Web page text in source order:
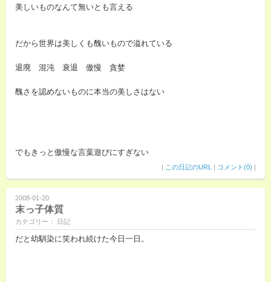
美しいものなんて無いとも言える
だから世界は美しくも醜いもので溢れている
退廃 混沌 衰退 傲慢 貪婪
醜さを認めないものに本当の美しさはない
でもきっと傲慢な言葉遊びにすぎない
| この日記のURL | コメント(0) |
2008-01-20
末っ子体質
カテゴリー： 日記
だと幼馴染に笑われ続けた今日一日。